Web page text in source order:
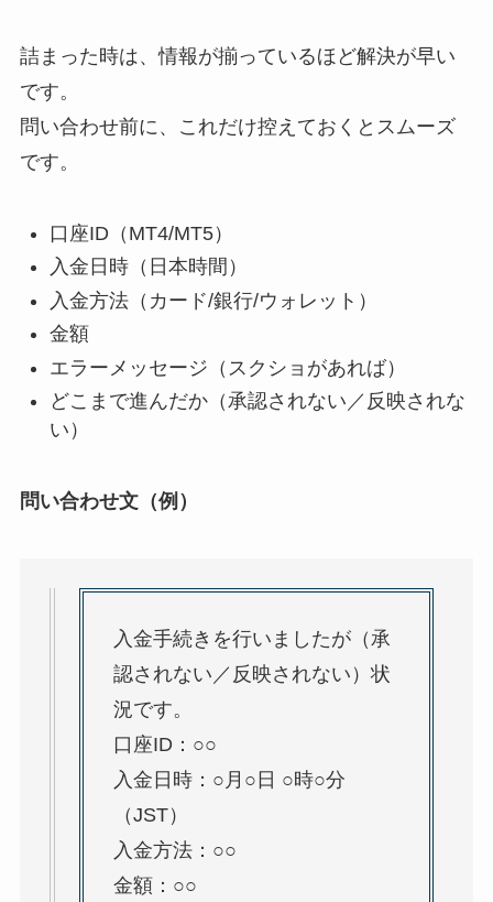
詰まった時は、情報が揃っているほど解決が早い
です。
問い合わせ前に、これだけ控えておくとスムーズ
です。
口座ID（MT4/MT5）
入金日時（日本時間）
入金方法（カード/銀行/ウォレット）
金額
エラーメッセージ（スクショがあれば）
どこまで進んだか（承認されない／反映されな
い）
問い合わせ文（例）
入金手続きを行いましたが（承
認されない／反映されない）状
況です。
口座ID：○○
入金日時：○月○日 ○時○分
（JST）
入金方法：○○
金額：○○